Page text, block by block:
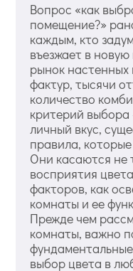
Вопрос «как
помещение?»
каждым, кто
въезжает в
рынок
фактур, тысячи
количество
критерий
личный вкус,
правила,
Они касаются не
восприятия
факторов, как
комнаты и ее
Прежде чем
комнаты, важно
выбор цвета в